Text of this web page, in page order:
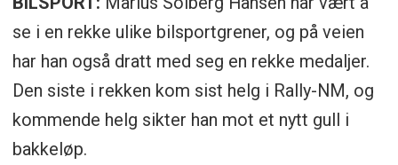
se i en rekke ulike bilsportgrener, og på veien
har han også dratt med seg en rekke medaljer.
Den siste i rekken kom sist helg i Rally-NM, og
kommende helg sikter han mot et nytt gull i
bakkeløp.